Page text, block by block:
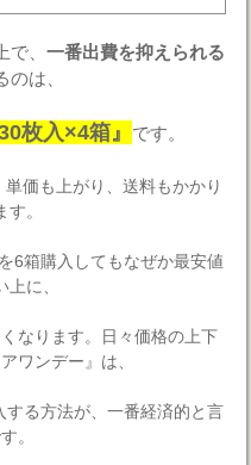
で、一番出費を抑えられる
のは、
枚入×4箱』 です。
価も上がり、送料もかかり
。
6箱購入してもなぜか最安値
に、
なります。日々価格の上下
ワンデー』は、
る方法が、一番経済的と言
。